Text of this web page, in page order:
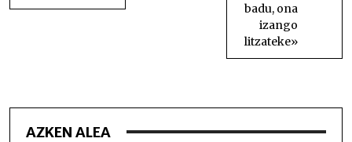
badu, ona
izango
litzateke»
AZKEN ALEA